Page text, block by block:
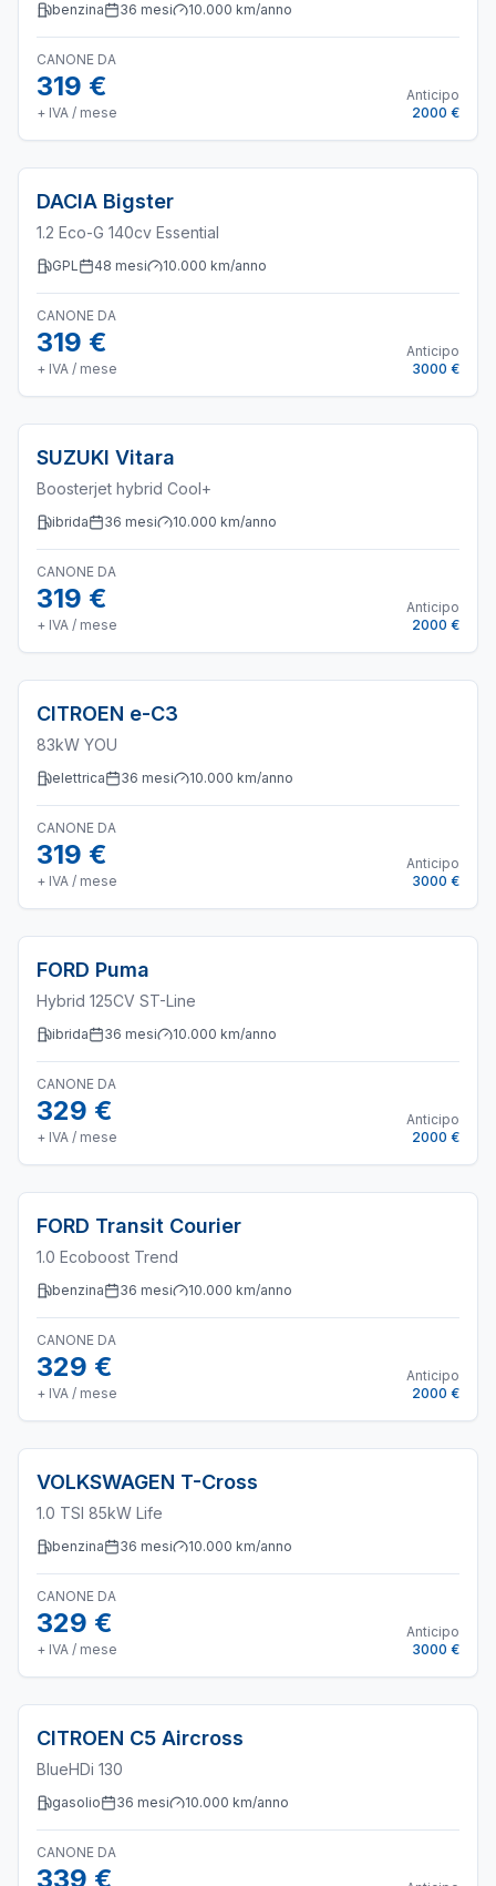
benzina 36 mesi 10.000 km/anno
CANONE DA
319 €
+ IVA / mese
Anticipo
2000 €
DACIA Bigster
1.2 Eco-G 140cv Essential
GPL 48 mesi 10.000 km/anno
CANONE DA
319 €
+ IVA / mese
Anticipo
3000 €
SUZUKI Vitara
Boosterjet hybrid Cool+
ibrida 36 mesi 10.000 km/anno
CANONE DA
319 €
+ IVA / mese
Anticipo
2000 €
CITROEN e-C3
83kW YOU
elettrica 36 mesi 10.000 km/anno
CANONE DA
319 €
+ IVA / mese
Anticipo
3000 €
FORD Puma
Hybrid 125CV ST-Line
ibrida 36 mesi 10.000 km/anno
CANONE DA
329 €
+ IVA / mese
Anticipo
2000 €
FORD Transit Courier
1.0 Ecoboost Trend
benzina 36 mesi 10.000 km/anno
CANONE DA
329 €
+ IVA / mese
Anticipo
2000 €
VOLKSWAGEN T-Cross
1.0 TSI 85kW Life
benzina 36 mesi 10.000 km/anno
CANONE DA
329 €
+ IVA / mese
Anticipo
3000 €
CITROEN C5 Aircross
BlueHDi 130
gasolio 36 mesi 10.000 km/anno
CANONE DA
339 €